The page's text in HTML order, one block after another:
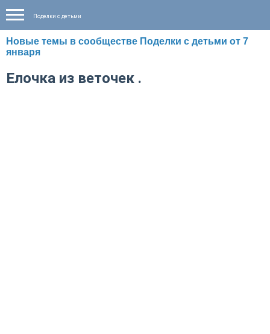
Поделки с детьми
Новые темы в сообществе Поделки с детьми от 7
января
Елочка из веточек .